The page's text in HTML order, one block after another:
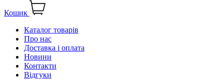
Кошик
Каталог товарів
Про нас
Доставка і оплата
Новини
Контакти
Відгуки